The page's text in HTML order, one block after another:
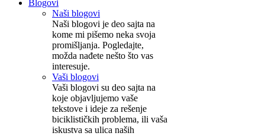
Blogovi
Naši blogovi
Naši blogovi je deo sajta na
kome mi pišemo neka svoja
promišljanja. Pogledajte,
možda nađete nešto što vas
interesuje.
Vaši blogovi
Vaši blogovi su deo sajta na
koje objavljujemo vaše
tekstove i ideje za rešenje
biciklističkih problema, ili vaša
iskustva sa ulica naših